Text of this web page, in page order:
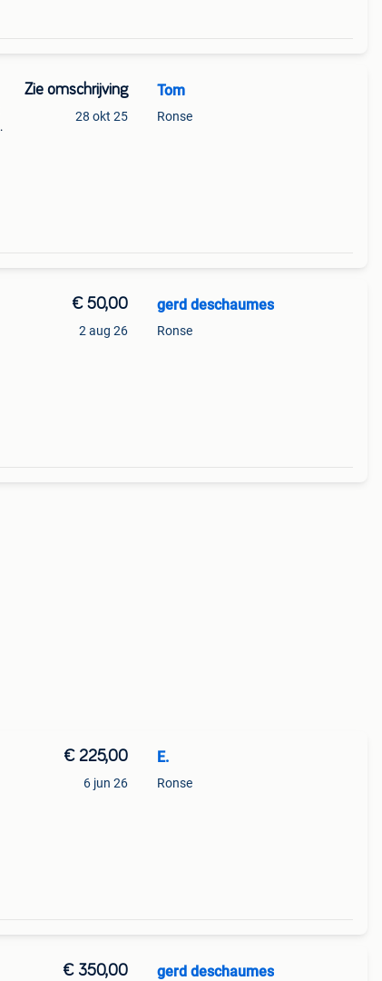
Zie omschrijving
28 okt 25
Tom
Ronse
€ 50,00
2 aug 26
gerd deschaumes
Ronse
€ 225,00
6 jun 26
E.
Ronse
€ 350,00 gerd deschaumes